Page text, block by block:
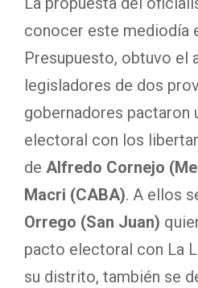
conocer este mediodía
Presupuesto, obtuvo el
legisladores de dos
gobernadores pactaron
electoral con los
de Alfredo Cornejo
Macri (CABA). A ellos
Orrego (San Juan)
pacto electoral con La
su distrito, también se